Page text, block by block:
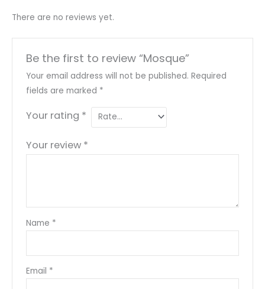
There are no reviews yet.
Be the first to review “Mosque”
Your email address will not be published. Required
fields are marked *
Your rating *
Your review *
Name *
Email *